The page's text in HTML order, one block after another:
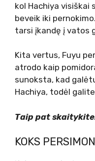
kol Hachiya visiškai
beveik iki
tarsi įkandę į vatos
Kita vertus, Fuyu
atrodo kaip
sunoksta, kad
Hachiya, todėl
Taip pat
KOKS